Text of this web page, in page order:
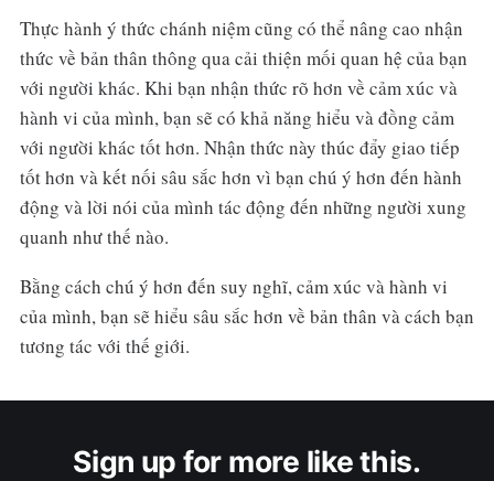
Thực hành ý thức chánh niệm cũng có thể nâng cao nhận
thức về bản thân thông qua cải thiện mối quan hệ của bạn
với người khác. Khi bạn nhận thức rõ hơn về cảm xúc và
hành vi của mình, bạn sẽ có khả năng hiểu và đồng cảm
với người khác tốt hơn. Nhận thức này thúc đẩy giao tiếp
tốt hơn và kết nối sâu sắc hơn vì bạn chú ý hơn đến hành
động và lời nói của mình tác động đến những người xung
quanh như thế nào.
Bằng cách chú ý hơn đến suy nghĩ, cảm xúc và hành vi
của mình, bạn sẽ hiểu sâu sắc hơn về bản thân và cách bạn
tương tác với thế giới.
Sign up for more like this.